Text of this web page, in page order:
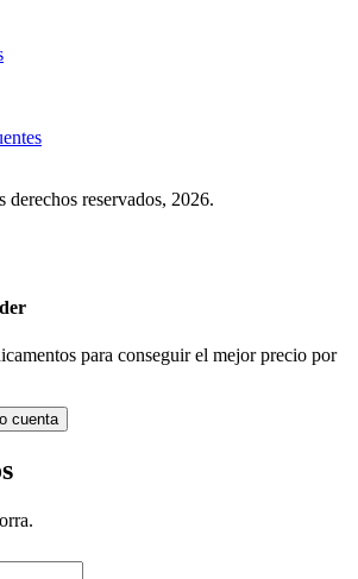
reservados, 2026.
para conseguir el mejor precio por
cuenta